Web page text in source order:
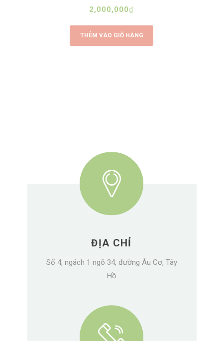
2,000,000₫
THÊM VÀO GIỎ HÀNG
ĐỊA CHỈ
Số 4, ngách 1 ngõ 34, đường Âu Cơ, Tây
Hồ